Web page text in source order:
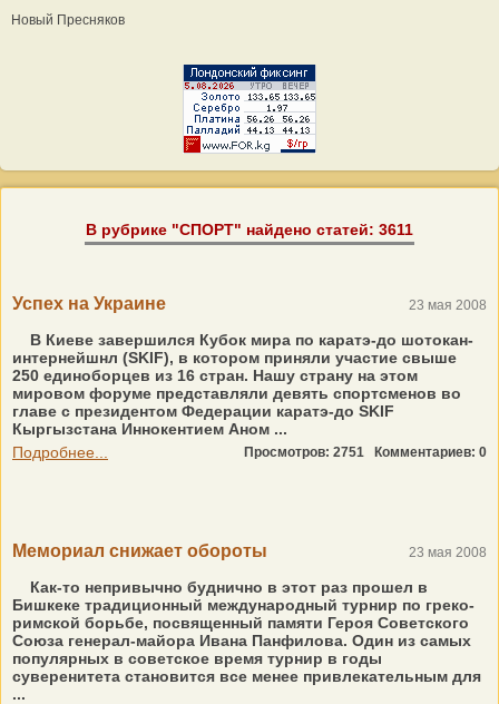
Новый Пресняков
В рубрике "СПОРТ" найдено статей: 3611
Успех на Украине 23 мая 2008
В Киеве завершился Кубок мира по каратэ-до шотокан-
интернейшнл (SKIF), в котором приняли участие свыше
250 единоборцев из 16 стран. Нашу страну на этом
мировом форуме представляли девять спортсменов во
главе с президентом Федерации каратэ-до SKIF
Кыргызстана Иннокентием Аном ...
Подробнее...
Просмотров: 2751 Комментариев: 0
Мемориал снижает обороты 23 мая 2008
Как-то непривычно буднично в этот раз прошел в
Бишкеке традиционный международный турнир по греко-
римской борьбе, посвященный памяти Героя Советского
Союза генерал-майора Ивана Панфилова. Один из самых
популярных в советское время турнир в годы
суверенитета становится все менее привлекательным для
...